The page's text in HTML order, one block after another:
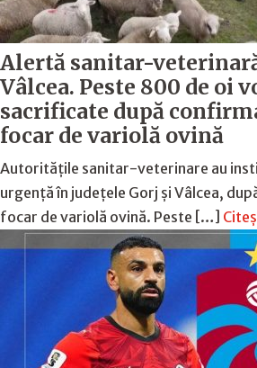
Alertă sanitar-
Vâlcea. Peste 800 de oi
sacrificate după
focar de variolă ovină
Autoritățile sanitar-veterinare au
urgență în județele Gorj și Vâlcea,
focar de variolă ovină. Peste […]